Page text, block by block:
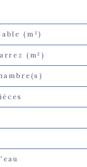
(m²)
(m²)